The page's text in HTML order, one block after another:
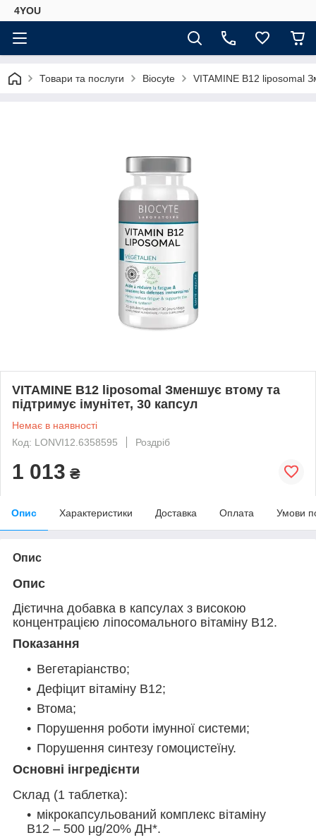
4YOU
Товари та послуги Biocyte VITAMINE B12 liposomal
VITAMINE B12 liposomal Зменшує втому та
підтримує імунітет, 30 капсул
Немає в наявності
Код: LONVI12.6358595
Роздріб
1 013 ₴
Опис Характеристики Доставка Оплата Умови
Опис
Опис
Дієтична добавка в капсулах з високою
концентрацією ліпосомального вітаміну В12.
Показання
Вегетаріанство;
Дефіцит вітаміну B12;
Втома;
Порушення роботи імунної системи;
Порушення синтезу гомоцистеїну.
Основні інгредієнти
Склад (1 таблетка):
мікрокапсульований комплекс вітаміну
В12 – 500 μg/20% ДН*.